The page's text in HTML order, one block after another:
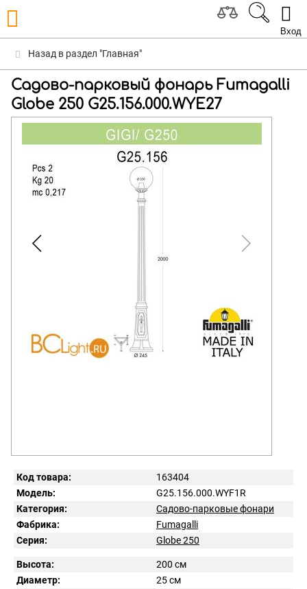
Вход
Назад в раздел "Главная"
Садово-парковый фонарь Fumagalli
Globe 250 G25.156.000.WYE27
Код товара:
163404
Модель:
G25.156.000.WYF1R
Категория:
Садово-парковые фонари
Фабрика:
Fumagalli
Серия:
Globe 250
Высота:
200 см
Диаметр:
25 см